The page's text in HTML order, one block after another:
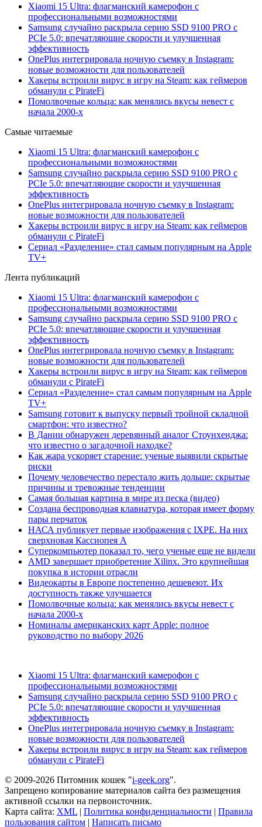
Xiaomi 15 Ultra: флагманский камерофон с
профессиональными возможностями
Samsung случайно раскрыла серию SSD 9100 PRO с
PCIe 5.0: впечатляющие скорости и улучшенная
эффективность
OnePlus интегрировала ночную съемку в Instagram:
новые возможности для пользователей
Хакеры встроили вирус в игру на Steam: как геймеров
обманули с PirateFi
Помолвочные кольца: как менялись вкусы невест с
начала 2000-х
Самые читаемые
Xiaomi 15 Ultra: флагманский камерофон с
профессиональными возможностями
Samsung случайно раскрыла серию SSD 9100 PRO с
PCIe 5.0: впечатляющие скорости и улучшенная
эффективность
OnePlus интегрировала ночную съемку в Instagram:
новые возможности для пользователей
Хакеры встроили вирус в игру на Steam: как геймеров
обманули с PirateFi
Сериал «Разделение» стал самым популярным на Apple
TV+
Лента публикаций
Xiaomi 15 Ultra: флагманский камерофон с
профессиональными возможностями
Samsung случайно раскрыла серию SSD 9100 PRO с
PCIe 5.0: впечатляющие скорости и улучшенная
эффективность
OnePlus интегрировала ночную съемку в Instagram:
новые возможности для пользователей
Хакеры встроили вирус в игру на Steam: как геймеров
обманули с PirateFi
Сериал «Разделение» стал самым популярным на Apple
TV+
Samsung готовит к выпуску первый тройной складной
смартфон: что известно?
В Дании обнаружен деревянный аналог Стоунхенджа:
что известно о загадочной находке?
Как жара ускоряет старение: ученые выявили скрытые
риски
Почему человечество перестало жить дольше: скрытые
причины и тревожные тенденции
Самая большая картина в мире из песка (видео)
Создана беспроводная клавиатура, которая имеет форму
пары перчаток
НАСА публикует первые изображения с IXPE. На них
сверхновая Кассиопея А
Суперкомпьютер показал то, чего ученые еще не видели
AMD завершает приобретение Xilinx. Это крупнейшая
покупка в истории отрасли
Видеокарты в Европе постепенно дешевеют. Их
доступность также улучшается
Помолвочные кольца: как менялись вкусы невест с
начала 2000-х
Номиналы американских карт Apple: полное
руководство по выбору 2026
Xiaomi 15 Ultra: флагманский камерофон с
профессиональными возможностями
Samsung случайно раскрыла серию SSD 9100 PRO с
PCIe 5.0: впечатляющие скорости и улучшенная
эффективность
OnePlus интегрировала ночную съемку в Instagram:
новые возможности для пользователей
Хакеры встроили вирус в игру на Steam: как геймеров
обманули с PirateFi
© 2009-2026 Питомник кошек "i-geek.org".
Запрещено копирование материалов сайта без размещения
активной ссылки на первоисточник.
Карта сайта: XML | Политика конфиденциальности | Правила
пользования сайтом | Написать письмо